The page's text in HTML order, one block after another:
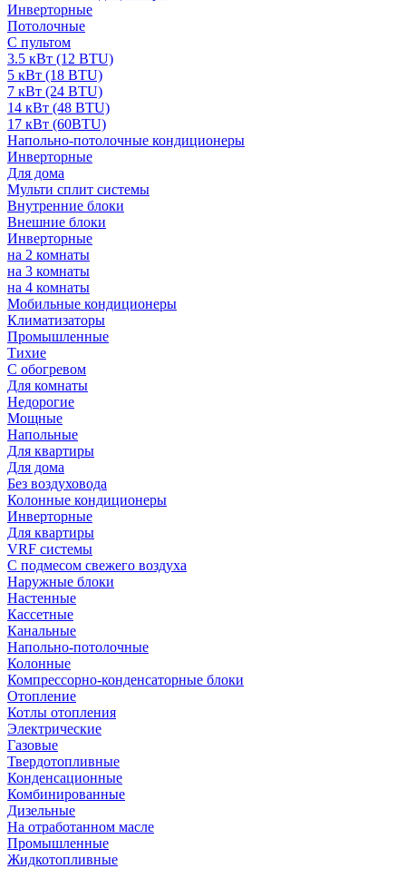
Инверторные
Потолочные
С пультом
3.5 кВт (12 BTU)
5 кВт (18 BTU)
7 кВт (24 BTU)
14 кВт (48 BTU)
17 кВт (60BTU)
Напольно-потолочные кондиционеры
Инверторные
Для дома
Мульти сплит системы
Внутренние блоки
Внешние блоки
Инверторные
на 2 комнаты
на 3 комнаты
на 4 комнаты
Мобильные кондиционеры
Климатизаторы
Промышленные
Тихие
С обогревом
Для комнаты
Недорогие
Мощные
Напольные
Для квартиры
Для дома
Без воздуховода
Колонные кондиционеры
Инверторные
Для квартиры
VRF системы
С подмесом свежего воздуха
Наружные блоки
Настенные
Кассетные
Канальные
Напольно-потолочные
Колонные
Компрессорно-конденсаторные блоки
Отопление
Котлы отопления
Электрические
Газовые
Твердотопливные
Конденсационные
Комбинированные
Дизельные
На отработанном масле
Промышленные
Жидкотопливные